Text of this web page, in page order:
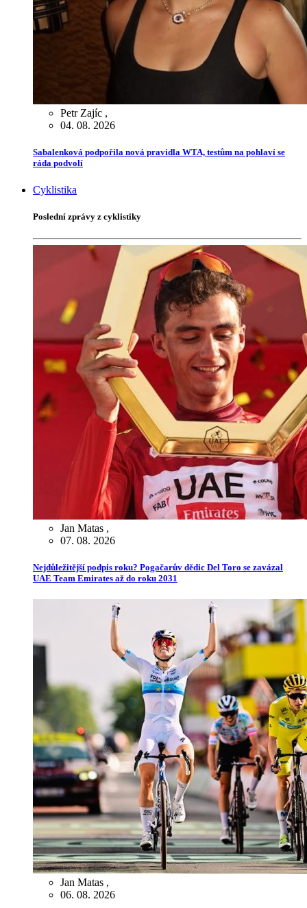
Petr Zajíc ,
04. 08. 2026
Sabalenková podpořila nová pravidla WTA, testům na pohlaví se
ráda podvolí
Cyklistika
Poslední zprávy z cyklistiky
Jan Matas ,
07. 08. 2026
Nejdůležitější podpis roku? Pogačarův dědic Del Toro se zavázal
UAE Team Emirates až do roku 2031
Jan Matas ,
06. 08. 2026